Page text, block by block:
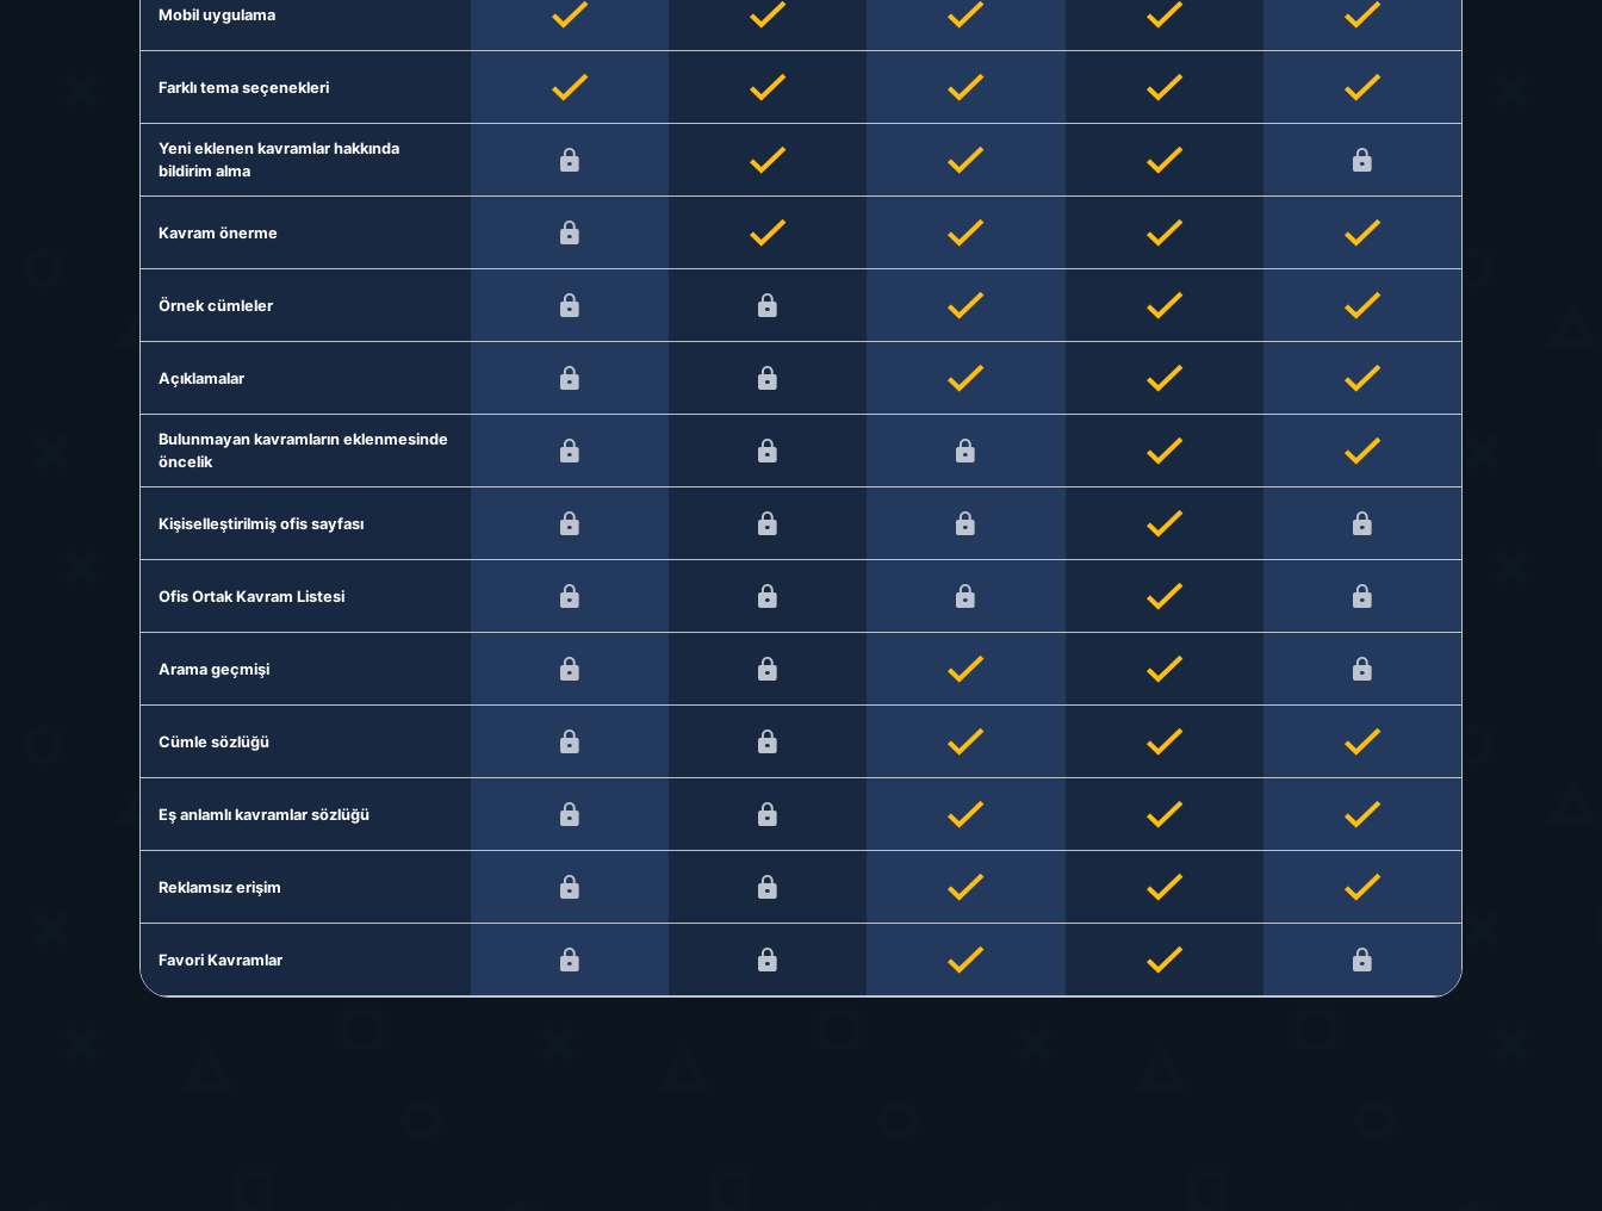
Mobil uygulama
Farklı tema seçenekleri
Yeni eklenen kavramlar hakkında
bildirim alma
Kavram önerme
Örnek cümleler
Açıklamalar
Bulunmayan kavramların eklenmesinde
öncelik
Kişiselleştirilmiş ofis sayfası
Ofis Ortak Kavram Listesi
Arama geçmişi
Cümle sözlüğü
Eş anlamlı kavramlar sözlüğü
Reklamsız erişim
Favori Kavramlar